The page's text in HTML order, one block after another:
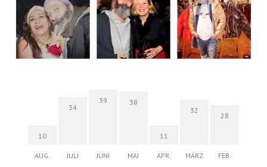
10
AUG.
34
JULI
39
JUNI
38
MAI
11
APR.
32
MÄRZ
28
FEB.